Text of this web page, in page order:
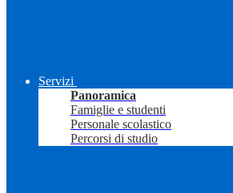
Servizi
Panoramica
Famiglie e studenti
Personale scolastico
Percorsi di studio